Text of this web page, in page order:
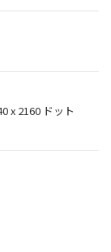
x 2160 ドット